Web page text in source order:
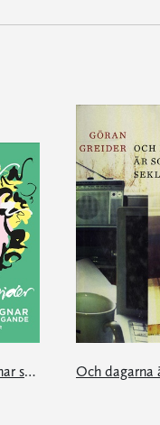
En av dessa morgnar ska du stiga upp sjungande